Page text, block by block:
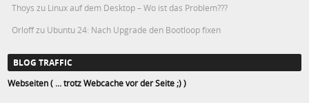
Thoys zu Linux auf dem Desktop – Wo ist das Problem???
Orloffzu Ubuntu 24: Nach Upgrade den Bootloop fixen
BLOG TRAFFIC
Webseiten ( ... trotz Webcache vor der Seite ;) )